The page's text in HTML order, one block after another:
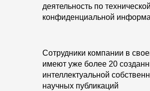
деятельность по
конфиденциальной
Сотрудники компании в
имеют уже более 20
интеллектуальной
научных публикаций